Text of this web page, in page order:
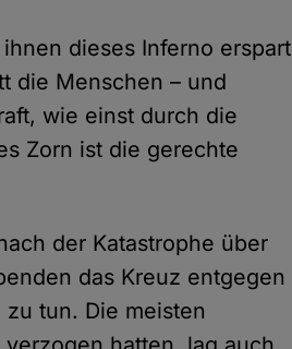
dieses Inferno erspart
die Menschen – und
wie einst durch die
Zorn ist die gerechte
der Katastrophe über
das Kreuz entgegen
tun. Die meisten